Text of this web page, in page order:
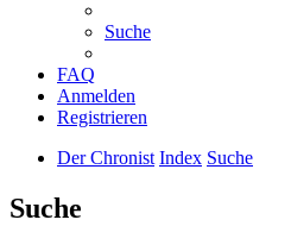
Suche
FAQ
Anmelden
Registrieren
Der Chronist Index Suche
Suche